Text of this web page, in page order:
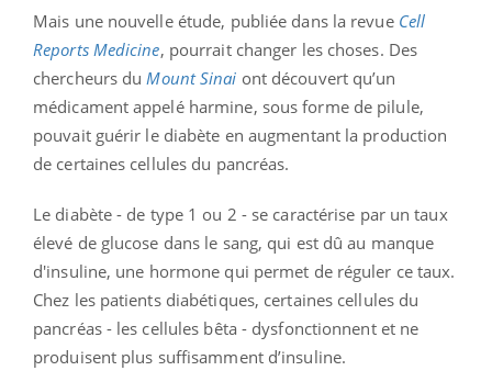
Mais une nouvelle étude, publiée dans la revue Cell
Reports Medicine, pourrait changer les choses. Des
chercheurs du Mount Sinai ont découvert qu’un
médicament appelé harmine, sous forme de pilule,
pouvait guérir le diabète en augmentant la production
de certaines cellules du pancréas.
Le diabète - de type 1 ou 2 - se caractérise par un taux
élevé de glucose dans le sang, qui est dû au manque
d'insuline, une hormone qui permet de réguler ce taux.
Chez les patients diabétiques, certaines cellules du
pancréas - les cellules bêta - dysfonctionnent et ne
produisent plus suffisamment d’insuline.